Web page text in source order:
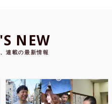
NEW
連載の最新情報